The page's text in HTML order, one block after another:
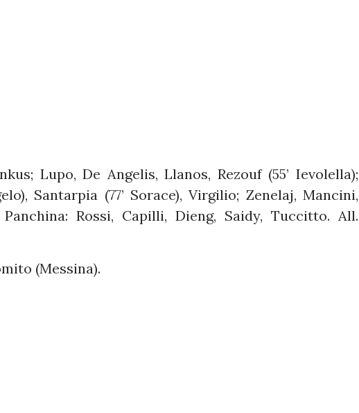
Lupo, De Angelis, Llanos, Rezouf (55’ Ievolella);
Santarpia (77’ Sorace), Virgilio; Zenelaj, Mancini,
Panchina: Rossi, Capilli, Dieng, Saidy, Tuccitto. All.
(Messina).